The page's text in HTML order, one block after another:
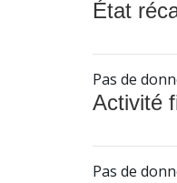
État
Pas de
Activité
Pas de